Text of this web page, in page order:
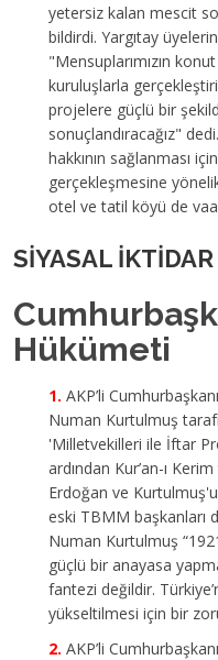
yetersiz kalan mescit
bildirdi. Yargıtay
"⁠Mensuplarımızın
kuruluşlarla
projelere güçlü bir
sonuçlandıracağız"
hakkının sağlanması
gerçekleşmesine
otel ve tatil köyü de
SİYASAL İKTİDAR
Hükümeti
AKP’li
Numan Kurtulmuş
'Milletvekilleri ile İftar
ardından Kur’an-ı
Erdoğan ve
eski TBMM başkanları
Numan Kurtulmuş
güçlü bir anayasa
fantezi değildir.
yükseltilmesi için bir
AKP’li